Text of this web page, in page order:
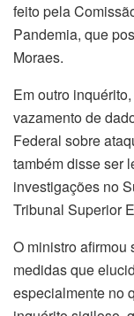
feito pela
Pandemia, que
Moraes.
Em outro
vazamento de
Federal sobre
também disse ser
investigações no
Tribunal Superior
O ministro afirmou
medidas que
especialmente no